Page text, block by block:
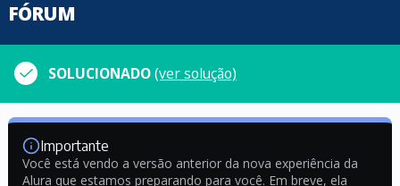
FÓRUM
SOLUCIONADO(ver solução)
Importante
Você está vendo a versão anterior da nova experiência da
Alura que estamos preparando para você. Em breve, ela